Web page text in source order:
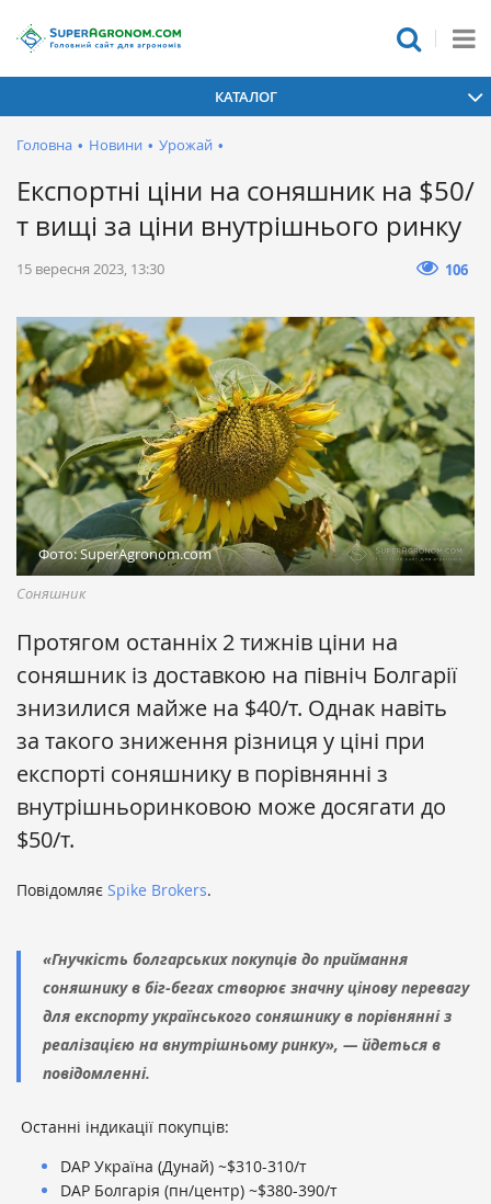
КАТАЛОГ
Головна • Новини • Урожай •
Експортні ціни на соняшник на $50/
т вищі за ціни внутрішнього ринку
15 вересня 2023, 13:30 106
Фото: SuperAgronom.com
Соняшник
Протягом останніх 2 тижнів ціни на
соняшник із доставкою на північ Болгарії
знизилися майже на $40/т. Однак навіть
за такого зниження різниця у ціні при
експорті соняшнику в порівнянні з
внутрішньоринковою може досягати до
$50/т.
Повідомляє Spike Brokers.
«Гнучкість болгарських покупців до приймання
соняшнику в біг-бегах створює значну цінову перевагу
для експорту українського соняшнику в порівнянні з
реалізацією на внутрішньому ринку», — йдеться в
повідомленні.
Останні індикації покупців:
DAP Україна (Дунай) ~$310-310/т
DAP Болгарія (пн/центр) ~$380-390/т